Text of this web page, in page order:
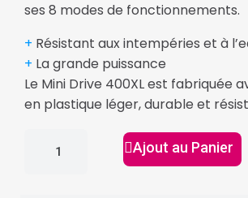
ses 8 modes de fonctionnements.
+ Résistant aux intempéries et à
+ La grande puissance
Le Mini Drive 400XL est fabriquée
en plastique léger, durable et
Ajout au Panier